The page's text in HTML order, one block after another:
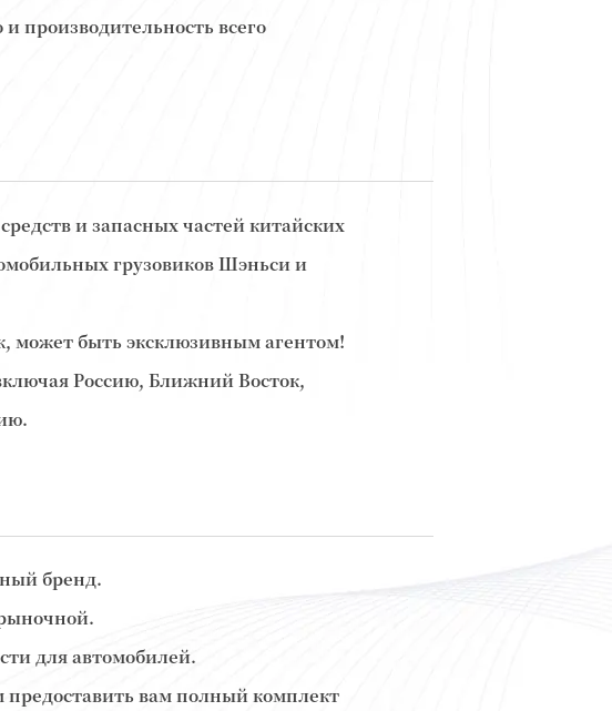
производительность всего
и запасных частей китайских
грузовиков Шэньси и
может быть эксклюзивным агентом!
Россию, Ближний Восток,
бренд.
для автомобилей.
вам полный комплект